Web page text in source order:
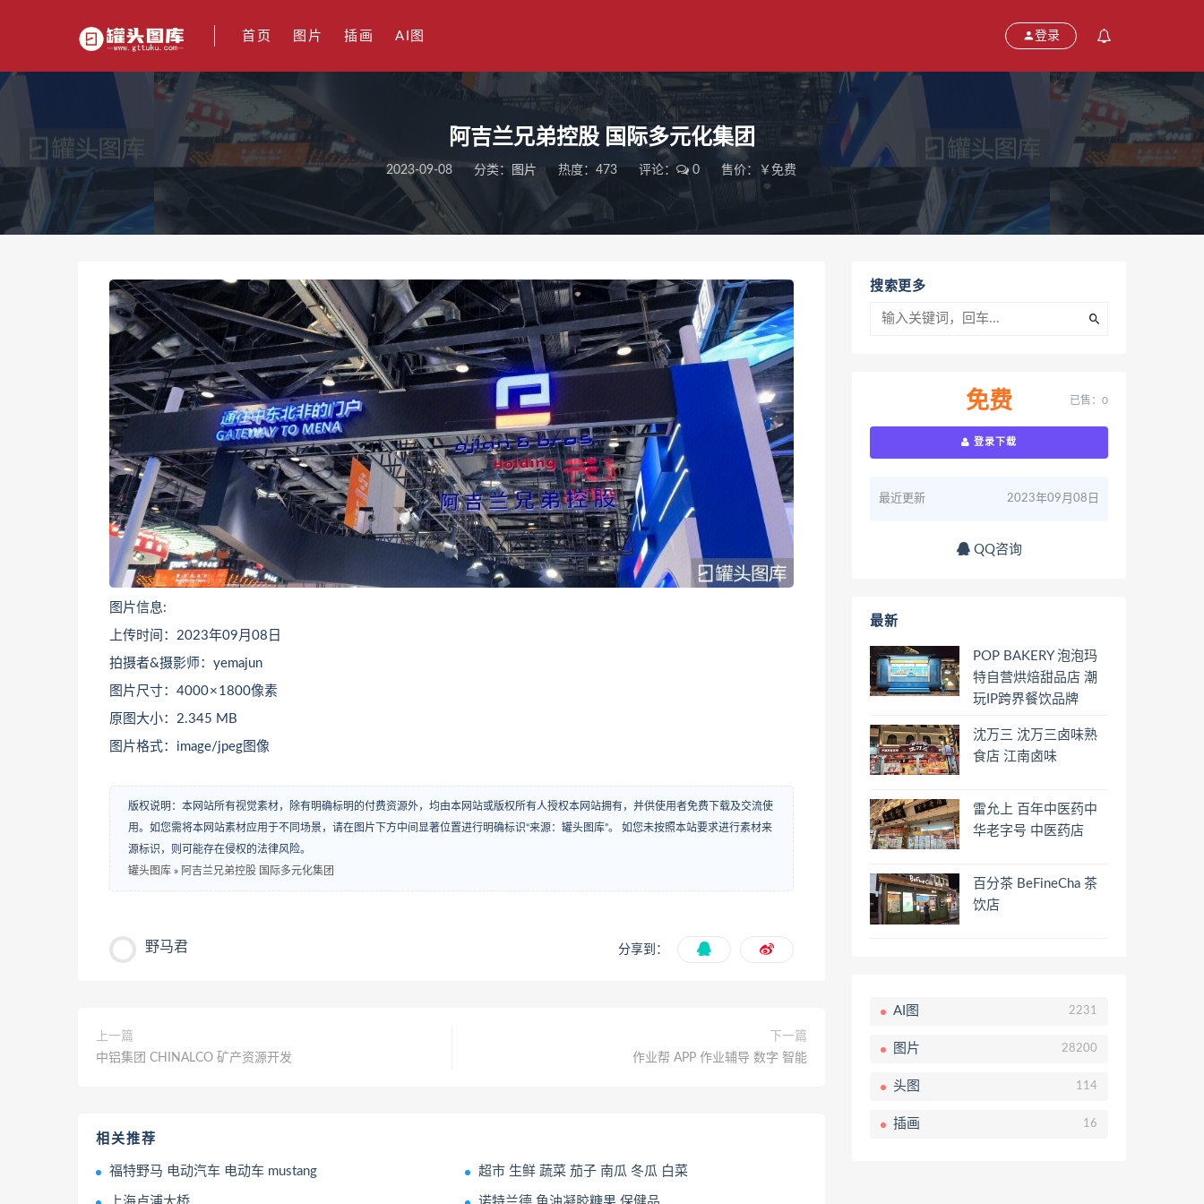
首页 图片 插画 AI图 登录
阿吉兰兄弟控股 国际多元化集团
2023-09-08 分类： 图片 热度：473 评论： 0 售价：￥免费
图片信息:
上传时间：2023年09月08日
拍摄者&摄影师：yemajun
图片尺寸：4000 × 1800像素
原图大小：2.345 MB
图片格式：image/jpeg图像
版权说明：本网站所有视觉素材，除有明确标明的付费资源外，均由本网站或版权所有人授权本网站拥有，并供使用者免费下载及交流使
用。如您需将本网站素材应用于不同场景，请在图片下方中间显著位置进行明确标识“来源：罐头图库”。 如您未按照本站要求进行素材来
源标识，则可能存在侵权的法律风险。
罐头图库 » 阿吉兰兄弟控股 国际多元化集团
野马君 分享到：
上一篇
中铝集团 CHINALCO 矿产资源开发
下一篇
作业帮 APP 作业辅导 数字 智能
相关推荐
福特野马 电动汽车 电动车 mustang 超市 生鲜 蔬菜 茄子 南瓜 冬瓜 白菜
搜索更多
免费 已售：0
登录下载
最近更新 2023年09月08日
QQ咨询
最新
POP BAKERY 泡泡玛
特自营烘焙甜品店 潮
玩IP跨界餐饮品牌
沈万三 沈万三卤味熟
食店 江南卤味
雷允上 百年中医药中
华老字号 中医药店
百分茶 BeFineCha 茶
饮店
AI图 2231
图片 28200
头图 114
插画 16